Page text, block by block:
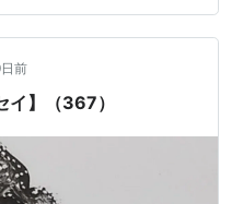
に決定的な差を生み出し
な女性モデル（基本年収
のシナリオ比較です。
トの比…
前
イ】（367）